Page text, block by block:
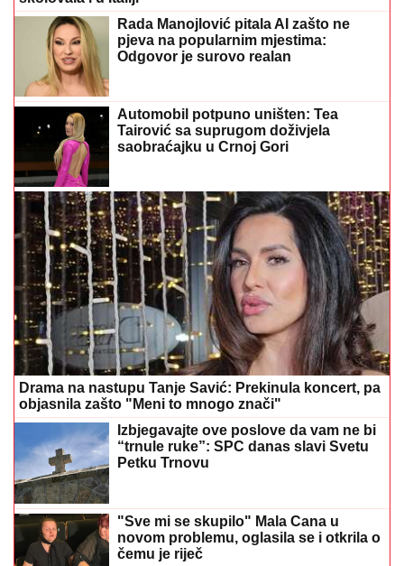
Rada Manojlović pitala AI zašto ne
pjeva na popularnim mjestima:
Odgovor je surovo realan
Automobil potpuno uništen: Tea
Tairović sa suprugom doživjela
saobraćajku u Crnoj Gori
Drama na nastupu Tanje Savić: Prekinula koncert, pa
objasnila zašto "Meni to mnogo znači"
Izbjegavajte ove poslove da vam ne bi
“trnule ruke”: SPC danas slavi Svetu
Petku Trnovu
"Sve mi se skupilo" Mala Cana u
novom problemu, oglasila se i otkrila o
čemu je riječ